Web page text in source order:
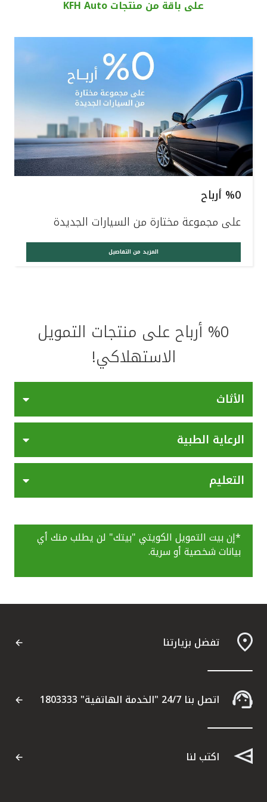
خدمات ما بعد البيع
اتصل بنا
مواقع الفروع وأجهزة الصرف الآلي
ألمانيا
ماليزيا
تركيا
المملكة المتحدة
على باقة من منتجات KFH Auto
%0 أرباح
على مجموعة مختارة من السيارات الجديدة
المزيد من التفاصيل
%0 أرباح على منتجات التمويل
الاستهلاكي!
الأثاث
الرعاية الطبية
التعليم
*إن بيت التمويل الكويتي "بيتك" لن يطلب منك أي
بيانات شخصية أو سرية.
تفضل بزيارتنا
اتصل بنا 24/7 "الخدمة الهاتفية" 1803333
اكتب لنا